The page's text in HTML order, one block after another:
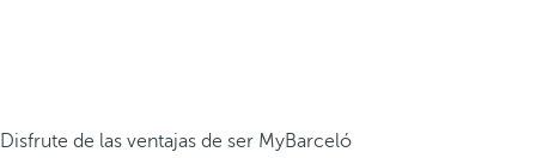
Disfrute de las ventajas de ser MyBarceló